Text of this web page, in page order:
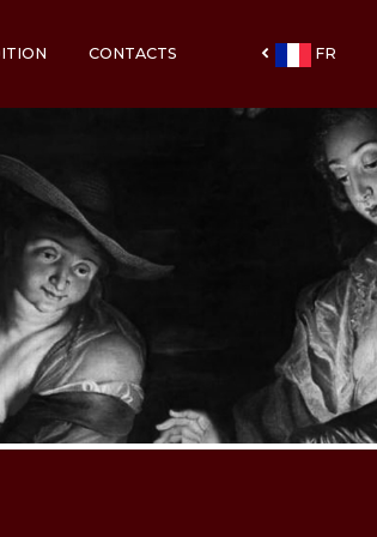
FR
CONTACTS